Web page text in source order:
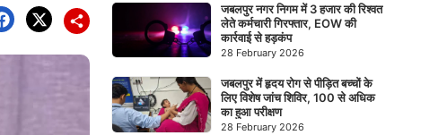
जबलपुर नगर निगम में 3 हजार की रिश्वत
लेते कर्मचारी गिरफ्तार, EOW की
कार्रवाई से हड़कंप
28 February 2026
जबलपुर में हृदय रोग से पीड़ित बच्चों के
लिए विशेष जांच शिविर, 100 से अधिक
का हुआ परीक्षण
28 February 2026